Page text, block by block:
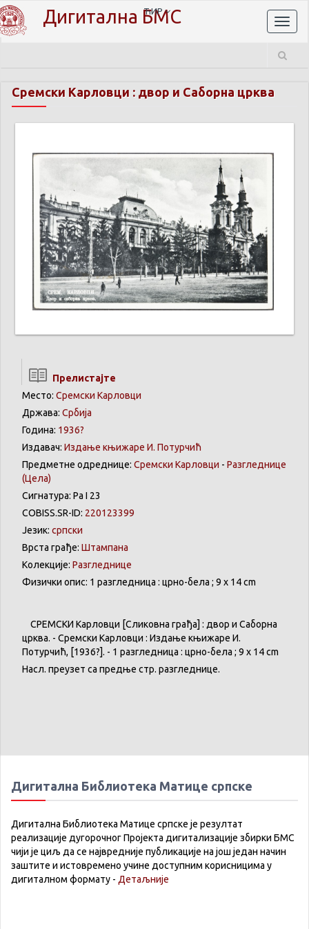
Дигитална БМС
ЋИР
Сремски Карловци : двор и Саборна црква
Прелистајте
Место: Сремски Карловци
Држава: Србија
Година: 1936?
Издавач: Издање књижаре И. Потурчић
Предметне одреднице: Сремски Карловци - Разгледнице
(Цела)
Сигнатура: Ра I 23
COBISS.SR-ID: 220123399
Језик: српски
Врста грађе: Штампана
Колекције: Разгледнице
Физички опис: 1 разгледница : црно-бела ; 9 x 14 cm
СРЕМСКИ Карловци [Сликовна грађа] : двор и Саборна
црква. - Сремски Карловци : Издање књижаре И.
Потурчић, [1936?]. - 1 разгледница : црно-бела ; 9 x 14 cm
Насл. преузет са предње стр. разгледнице.
Дигитална Библиотека Матице српске
Дигитална Библиотека Матице српске је резултат
реализације дугорочног Пројекта дигитализације збирки БМС
чији је циљ да се највредније публикације на још један начин
заштите и истовремено учине доступним корисницима у
дигиталном формату - Детаљније